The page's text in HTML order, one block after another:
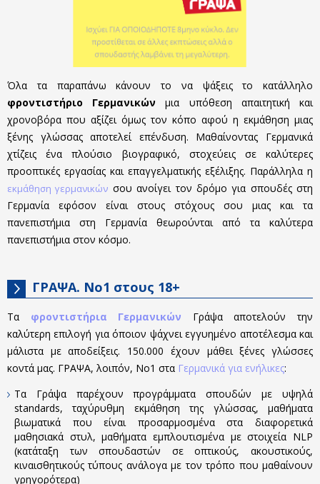
Όλα τα παραπάνω κάνουν το να ψάξεις το κατάλληλο
φροντιστήριο Γερμανικών μια υπόθεση απαιτητική και
χρονοβόρα που αξίζει όμως τον κόπο αφού η εκμάθηση μιας
ξένης γλώσσας αποτελεί επένδυση. Μαθαίνοντας Γερμανικά
χτίζεις ένα πλούσιο βιογραφικό, στοχεύεις σε καλύτερες
προοπτικές εργασίας και επαγγελματικής εξέλιξης. Παράλληλα η
εκμάθηση γερμανικών σου ανοίγει τον δρόμο για σπουδές στη
Γερμανία εφόσον είναι στους στόχους σου μιας και τα
πανεπιστήμια στη Γερμανία θεωρούνται από τα καλύτερα
πανεπιστήμια στον κόσμο.
ΓΡΑΨΑ. Νο1 στους 18+
Τα φροντιστήρια Γερμανικών Γράψα αποτελούν την
καλύτερη επιλογή για όποιον ψάχνει εγγυημένο αποτέλεσμα και
μάλιστα με αποδείξεις. 150.000 έχουν μάθει ξένες γλώσσες
κοντά μας. ΓΡΑΨΑ, λοιπόν, Νο1 στα Γερμανικά για ενήλικες:
Τα Γράψα παρέχουν προγράμματα σπουδών με υψηλά
standards, ταχύρυθμη εκμάθηση της γλώσσας, μαθήματα
βιωματικά που είναι προσαρμοσμένα στα διαφορετικά
μαθησιακά στυλ, μαθήματα εμπλουτισμένα με στοιχεία NLP
(κατάταξη των σπουδαστών σε οπτικούς, ακουστικούς,
κιναισθητικούς τύπους ανάλογα με τον τρόπο που μαθαίνουν
γρηγορότερα)